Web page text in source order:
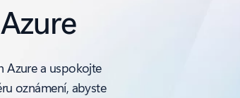
Azure a uspokojte
oznámení, abyste